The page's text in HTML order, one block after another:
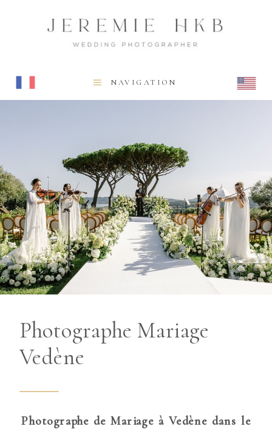
NAVIGATION
Photographe Mariage
Vedène
Photographe de Mariage à Vedène dans le